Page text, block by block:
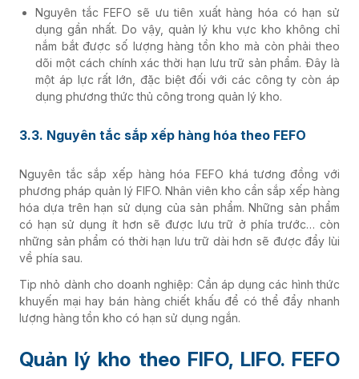
Nguyên tắc FEFO sẽ ưu tiên xuất hàng hóa có hạn sử
dụng gần nhất. Do vậy, quản lý khu vực kho không chỉ
nắm bắt được số lượng hàng tồn kho mà còn phải theo
dõi một cách chính xác thời hạn lưu trữ sản phẩm. Đây là
một áp lực rất lớn, đặc biệt đối với các công ty còn áp
dụng phương thức thủ công trong quản lý kho.
3.3. Nguyên tắc sắp xếp hàng hóa theo FEFO
Nguyên tắc sắp xếp hàng hóa FEFO khá tương đồng với
phương pháp quản lý FIFO. Nhân viên kho cần sắp xếp hàng
hóa dựa trên hạn sử dụng của sản phẩm. Những sản phẩm
có hạn sử dụng ít hơn sẽ được lưu trữ ở phía trước… còn
những sản phẩm có thời hạn lưu trữ dài hơn sẽ được đẩy lùi
về phía sau.
Tip nhỏ dành cho doanh nghiệp: Cần áp dụng các hình thức
khuyến mại hay bán hàng chiết khấu để có thể đẩy nhanh
lượng hàng tồn kho có hạn sử dụng ngắn.
Quản lý kho theo FIFO, LIFO. FEFO